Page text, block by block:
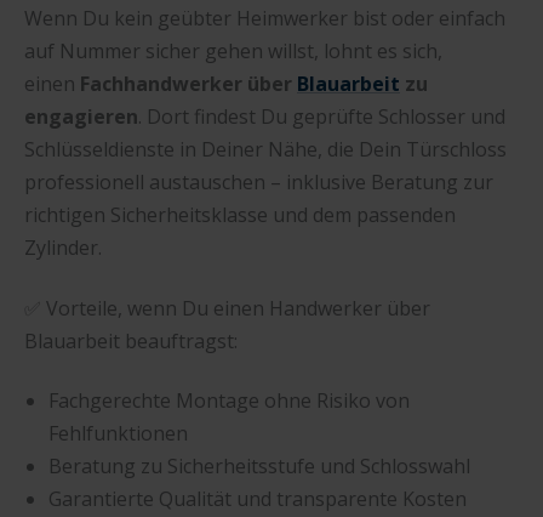
Wenn Du kein geübter Heimwerker bist oder einfach
auf Nummer sicher gehen willst, lohnt es sich,
einen Fachhandwerker über Blauarbeit zu
engagieren. Dort findest Du geprüfte Schlosser und
Schlüsseldienste in Deiner Nähe, die Dein Türschloss
professionell austauschen – inklusive Beratung zur
richtigen Sicherheitsklasse und dem passenden
Zylinder.
✅ Vorteile, wenn Du einen Handwerker über
Blauarbeit beauftragst:
Fachgerechte Montage ohne Risiko von
Fehlfunktionen
Beratung zu Sicherheitsstufe und Schlosswahl
Garantierte Qualität und transparente Kosten